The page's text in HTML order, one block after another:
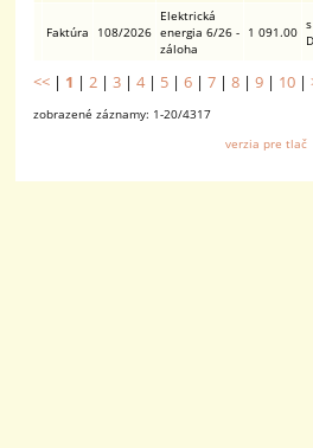
Faktúra 108/2026
Elektrická
energia 6/26 -
záloha
1 091.00 s
<< | 1 |2 |3 |4| 5 |6 |7 |8 |9 | 10 |
zobrazené záznamy: 1-20/4317
verzia pre tlač